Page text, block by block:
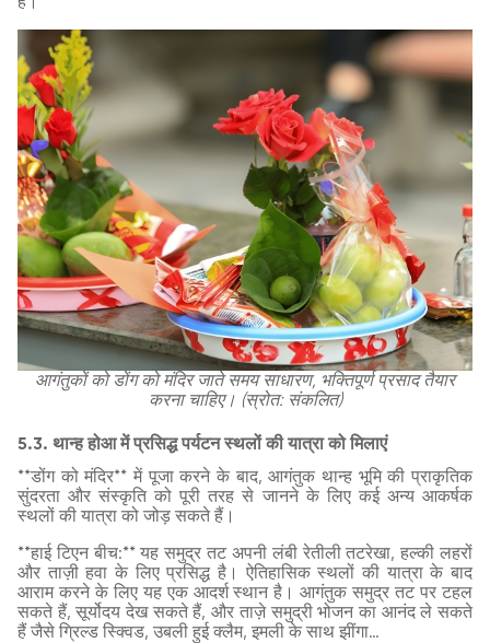
आगंतुकों को डोंग को मंदिर जाते समय साधारण, भक्तिपूर्ण प्रसाद तैयार
करना चाहिए। (स्रोत: संकलित)
5.3. थान्ह होआ में प्रसिद्ध पर्यटन स्थलों की यात्रा को मिलाएं
**डोंग को मंदिर** में पूजा करने के बाद, आगंतुक थान्ह भूमि की प्राकृतिक
सुंदरता और संस्कृति को पूरी तरह से जानने के लिए कई अन्य आकर्षक
स्थलों की यात्रा को जोड़ सकते हैं।
**हाई टिएन बीच:** यह समुद्र तट अपनी लंबी रेतीली तटरेखा, हल्की लहरों
और ताज़ी हवा के लिए प्रसिद्ध है। ऐतिहासिक स्थलों की यात्रा के बाद
आराम करने के लिए यह एक आदर्श स्थान है। आगंतुक समुद्र तट पर टहल
सकते हैं, सूर्योदय देख सकते हैं, और ताज़े समुद्री भोजन का आनंद ले सकते
हैं जैसे ग्रिल्ड स्क्विड, उबली हुई क्लैम, इमली के साथ झींगा…